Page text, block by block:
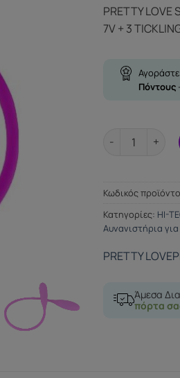
PRETTY LOVE
7V + 3
Πόντους
PRETTY LOVE
Κωδικός
Κατηγορίες: HI-
Αυνανιστήρια για
PRETTY LOVE
Άμεσα
πόρτα